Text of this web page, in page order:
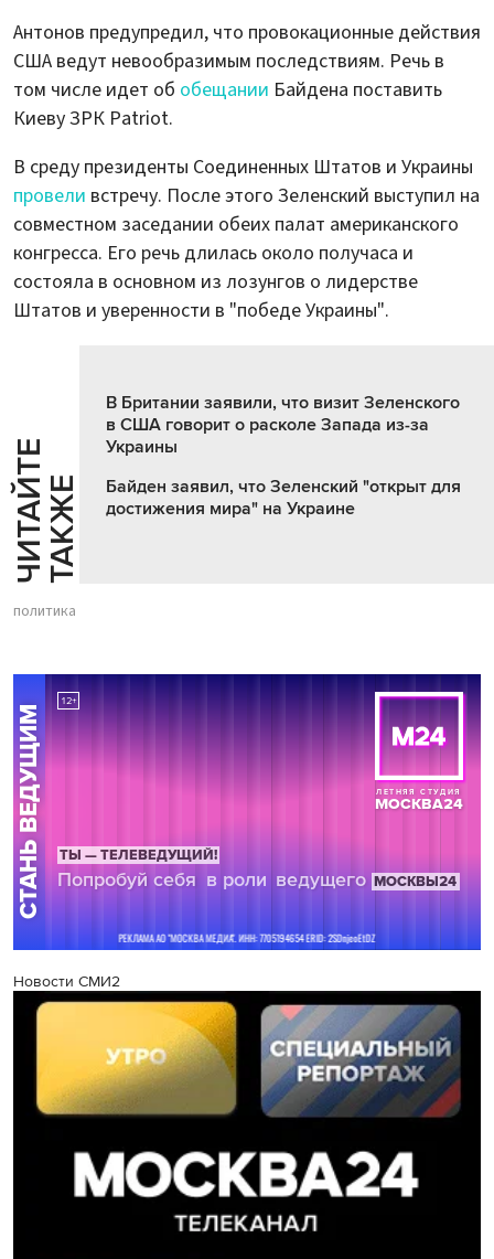
Антонов предупредил, что провокационные действия
США ведут невообразимым последствиям. Речь в
том числе идет об обещании Байдена поставить
Киеву ЗРК Patriot.
В среду президенты Соединенных Штатов и Украины
провели встречу. После этого Зеленский выступил на
совместном заседании обеих палат американского
конгресса. Его речь длилась около получаса и
состояла в основном из лозунгов о лидерстве
Штатов и уверенности в "победе Украины".
Ч
И
Т
АЙ
Т
Е
Т
А
К
ЖЕ
В Британии заявили, что визит Зеленского
в США говорит о расколе Запада из-за
Украины
Байден заявил, что Зеленский "открыт для
достижения мира" на Украине
политика
Новости СМИ2